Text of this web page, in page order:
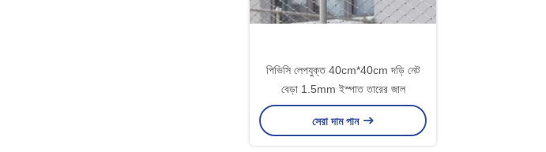
পিভিসি লেপযুক্ত 40cm*40cm দড়ি নেট
বেড়া 1.5mm ইস্পাত তারের জাল
সেরা দাম পান